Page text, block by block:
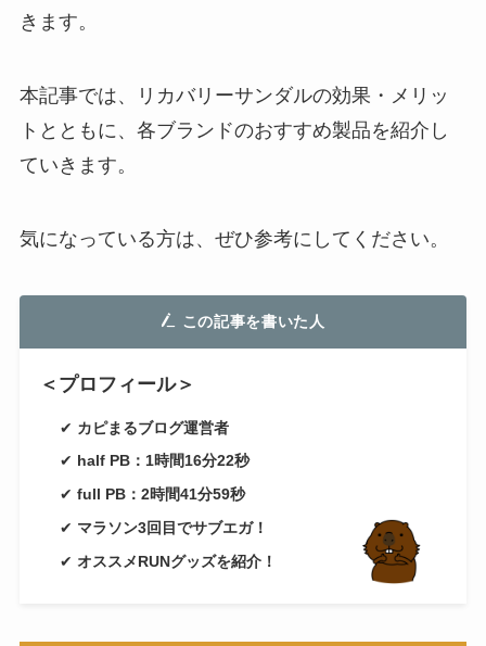
きます。
本記事では、リカバリーサンダルの効果・メリッ
トとともに、各ブランドのおすすめ製品を紹介し
ていきます。
気になっている方は、ぜひ参考にしてください。
この記事を書いた人
＜プロフィール＞
✔ カピまるブログ運営者
✔ half PB：1時間16分22秒
✔ full PB：2時間41分59秒
✔ マラソン3回目でサブエガ！
✔オススメRUNグッズを紹介！